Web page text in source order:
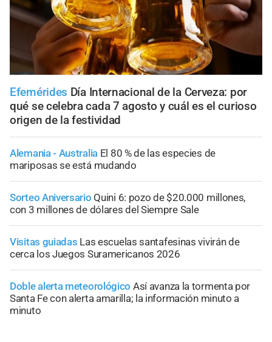
Efemérides Día Internacional de la Cerveza: por
qué se celebra cada 7 agosto y cuál es el curioso
origen de la festividad
Alemania - Australia El 80 % de las especies de
mariposas se está mudando
Sorteo Aniversario Quini 6: pozo de $20.000 millones,
con 3 millones de dólares del Siempre Sale
Visitas guiadas Las escuelas santafesinas vivirán de
cerca los Juegos Suramericanos 2026
Doble alerta meteorológico Así avanza la tormenta por
Santa Fe con alerta amarilla; la información minuto a
minuto